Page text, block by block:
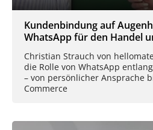
Kundenbindung auf
WhatsApp für den Handel
Christian Strauch von
die Rolle von WhatsApp
– von persönlicher Ansprache
Commerce